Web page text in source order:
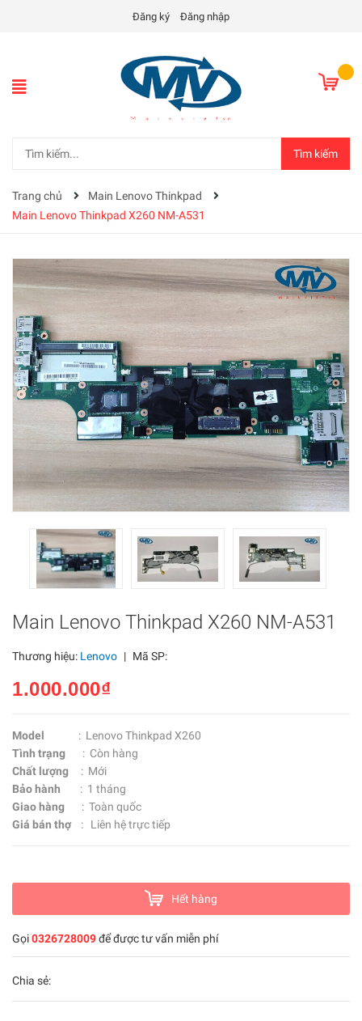
Đăng ký Đăng nhập
Tìm kiếm
Trang chủ
Main Lenovo Thinkpad
Main Lenovo Thinkpad X260 NM-A531
Main Lenovo Thinkpad X260 NM-A531
Thương hiệu: Lenovo | Mã SP:
1.000.000₫
Model : Lenovo Thinkpad X260
Tình trạng
: Còn hàng
Chất lượng : Mới
Bảo hành
: 1 tháng
Giao hàng : Toàn quốc
Giá bán thợ : Liên hệ trực tiếp
Hết hàng
Gọi0326728009để được tư vấn miễn phí
Chia sẻ: